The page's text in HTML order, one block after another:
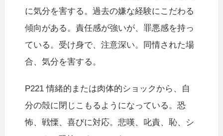
に気分を害する。過去の嫌な経験にこだわる
傾向がある。責任感が強いが、罪悪感を持っ
ている。受け身で、注意深い。同情された場
合、気分を害する。
P221 情緒的または肉体的ショックから、自
分の殻に閉じこもるようになっている。恐
怖、戦慄、喜びに対応。悲嘆、叱責、恥、シ